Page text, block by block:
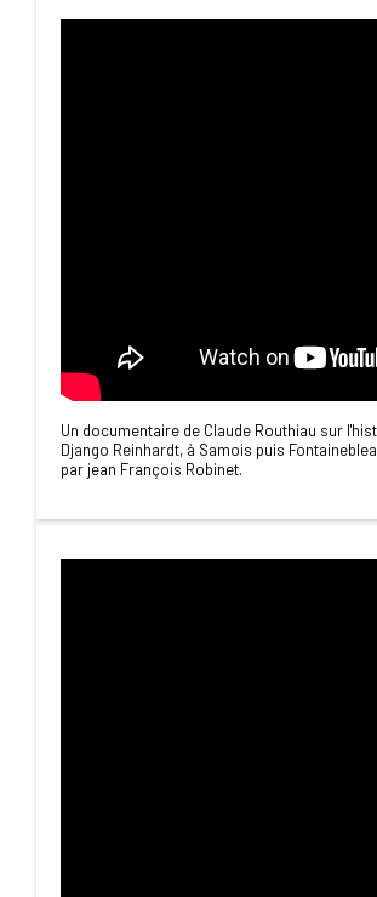
Un documentaire de Claude Routhiau sur
Django Reinhardt, à Samois puis
par jean François Robinet.